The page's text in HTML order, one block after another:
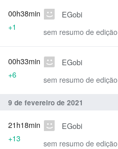
EGobi
sem resumo de edição
00h38min
+1
EGobi
sem resumo de edição
00h33min
+6
9 de fevereiro de 2021
EGobi
sem resumo de edição
21h18min
+13